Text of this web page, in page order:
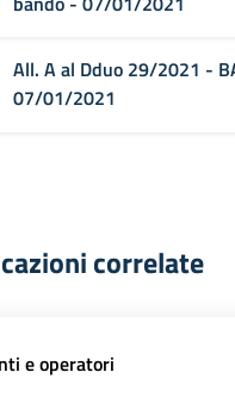
All. A al Dduo 29/2021 -
07/01/2021
correlate
e operatori